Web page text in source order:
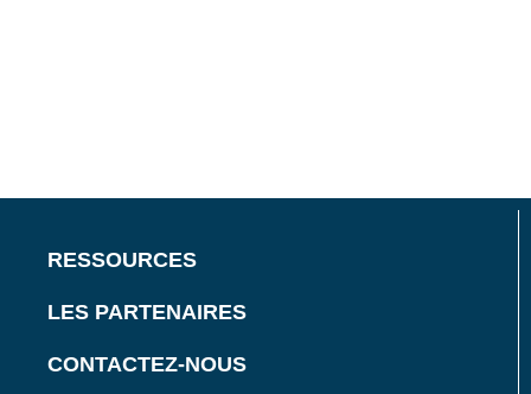
RESSOURCES
LES PARTENAIRES
CONTACTEZ-NOUS